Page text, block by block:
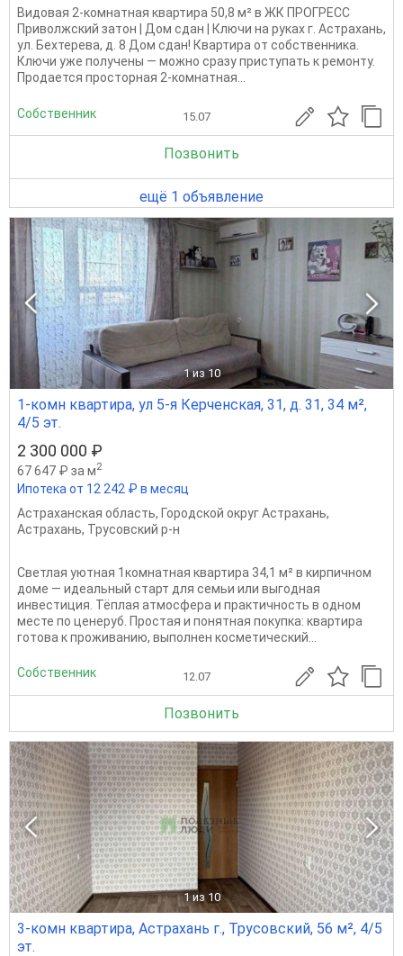
Видовая 2-комнатная квартира 50,8 м² в ЖК ПРОГРЕСС
Приволжский затон | Дом сдан | Ключи на руках г. Астрахань,
ул. Бехтерева, д. 8 Дом сдан! Квартира от собственника.
Ключи уже получены — можно сразу приступать к ремонту.
Продается просторная 2-комнатная...
Собственник 15.07
Позвонить
ещё 1 объявление
1 из 10
1-комн квартира, ул 5-я Керченская, 31, д. 31, 34 м²,
4/5 эт.
2 300 000 ₽
67 647 ₽ за м2
Ипотека от 12 242 ₽ в месяц
Астраханская область, Городской округ Астрахань,
Астрахань, Трусовский р-н
Светлая уютная 1комнатная квартира 34,1 м² в кирпичном
доме — идеальный старт для семьи или выгодная
инвестиция. Тёплая атмосфера и практичность в одном
месте по ценеруб. Простая и понятная покупка: квартира
готова к проживанию, выполнен косметический...
Собственник 12.07
Позвонить
1 из 10
3-комн квартира, Астрахань г., Трусовский, 56 м², 4/5
эт.